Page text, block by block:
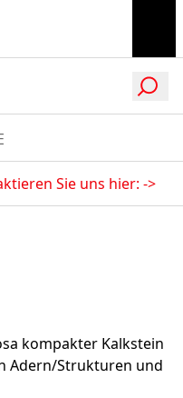
Sie uns hier: ->
kompakter Kalkstein
Adern/Strukturen und